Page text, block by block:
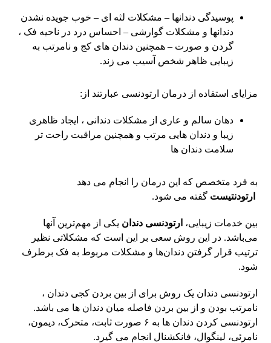
پوسیدگی دندانها – مشکلات لثه ای – خوب جویده نشدن
دندانها و مشکلات گوارشی – احساس درد در ناحیه فک ،
گردن و صورت – همچنین دندان های کج و نامرتب به
زیبایی ظاهر شخص آسیب می زند.
مزایای استفاده از درمان ارتودنسی عبارتند از:
دهان سالم و عاری از مشکلات دندانی ، ایجاد ظاهری
زیبا و دندان هایی مرتب و همچنین مراقبت راحت تر
سلامت دندان ها
به فرد متخصص که این درمان را انجام می دهد
ارتودنتیست گفته می شود.
بین خدمات زیبایی، ارتودنسی دندان یکی از مهم‌ترین آنها
می‌باشد. در این روش سعی بر این است که مشکلاتی نظیر
ترتیب قرار گرفتن دندان‌ها و مشکلات مربوط به فک برطرف
شود.
ارتودنسی دندان یک روش برای از بین بردن کجی دندان ،
نامرتب بودن و از بین بردن فاصله میان دندان ها می باشد.
ارتودنسی کردن دندان ها به ۶ صورت ثابت، متحرک، دیمون،
نامرئی، لینگوال، فانکشنال انجام می گیرد.